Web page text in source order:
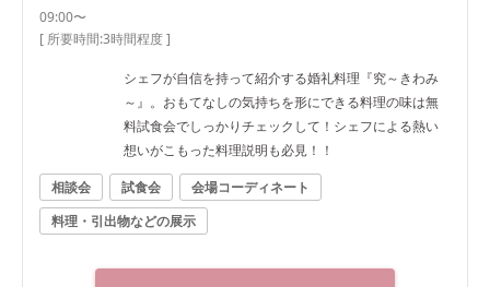
09:00〜
[ 所要時間:3時間程度]
シェフが自信を持って紹介する婚礼料理『究～きわみ
～』。おもてなしの気持ちを形にできる料理の味は無
料試食会でしっかりチェックして！シェフによる熱い
想いがこもった料理説明も必見！！
相談会
試食会
会場コーディネート
料理・引出物などの展示